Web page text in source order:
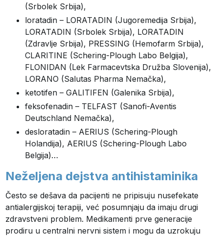
(Srbolek Srbija),
loratadin – LORATADIN (Jugoremedija Srbija),
LORATADIN (Srbolek Srbija), LORATADIN
(Zdravlje Srbija), PRESSING (Hemofarm Srbija),
CLARITINE (Schering-Plough Labo Belgija),
FLONIDAN (Lek Farmacevtska Družba Slovenija),
LORANO (Salutas Pharma Nemačka),
ketotifen – GALITIFEN (Galenika Srbija),
feksofenadin – TELFAST (Sanofi-Aventis
Deutschland Nemačka),
desloratadin – AERIUS (Schering-Plough
Holandija), AERIUS (Schering-Plough Labo
Belgija)…
Neželjena dejstva antihistaminika
Često se dešava da pacijenti ne pripisuju nusefekate
antialergijskoj terapiji, već posumnjaju da imaju drugi
zdravstveni problem. Medikamenti prve generacije
prodiru u centralni nervni sistem i mogu da uzrokuju